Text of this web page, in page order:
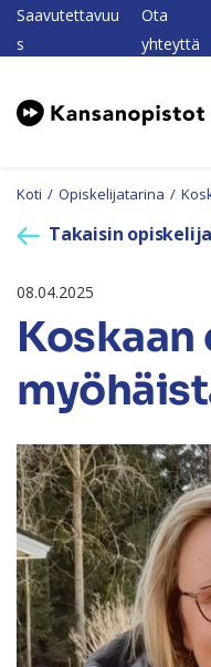
Saavutettavuu
s
Ota
yhteyttä
Koti / Opiskelijatarina /
Takaisin
08.04.2025
Koskaan